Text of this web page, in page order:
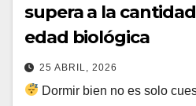
supera a la
edad biológica
25 ABRIL, 2026
Dormir bien no es solo